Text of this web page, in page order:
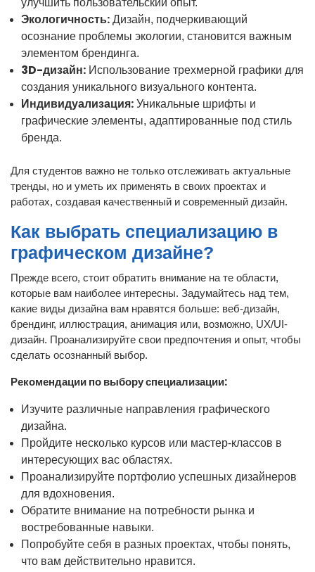
улучшить пользовательский опыт.
Экологичность: Дизайн, подчеркивающий
осознание проблемы экологии, становится важным
элементом брендинга.
3D-дизайн: Использование трехмерной графики для
создания уникального визуального контента.
Индивидуализация: Уникальные шрифты и
графические элементы, адаптированные под стиль
бренда.
Для студентов важно не только отслеживать актуальные
тренды, но и уметь их применять в своих проектах и
работах, создавая качественный и современный дизайн.
Как выбрать специализацию в
графическом дизайне?
Прежде всего, стоит обратить внимание на те области,
которые вам наиболее интересны. Задумайтесь над тем,
какие виды дизайна вам нравятся больше: веб-дизайн,
брендинг, иллюстрация, анимация или, возможно, UX/UI-
дизайн. Проанализируйте свои предпочтения и опыт, чтобы
сделать осознанный выбор.
Рекомендации по выбору специализации:
Изучите различные направления графического
дизайна.
Пройдите несколько курсов или мастер-классов в
интересующих вас областях.
Проанализируйте портфолио успешных дизайнеров
для вдохновения.
Обратите внимание на потребности рынка и
востребованные навыки.
Попробуйте себя в разных проектах, чтобы понять,
что вам действительно нравится.